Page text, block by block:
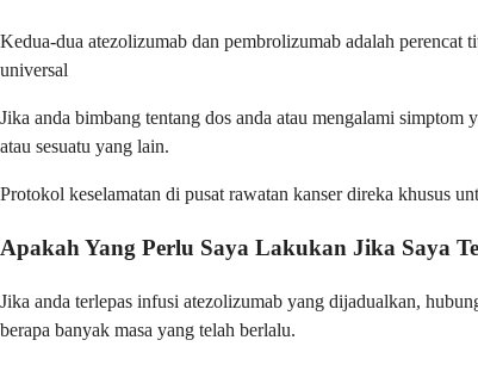
Kedua-dua atezolizumab dan pembrolizumab adalah perencat
universal
Jika anda bimbang tentang dos anda atau mengalami
atau sesuatu yang lain.
Protokol keselamatan di pusat rawatan kanser direka khusus
Apakah Yang Perlu Saya Lakukan Jika Saya
Jika anda terlepas infusi atezolizumab yang dijadualkan,
berapa banyak masa yang telah berlalu.